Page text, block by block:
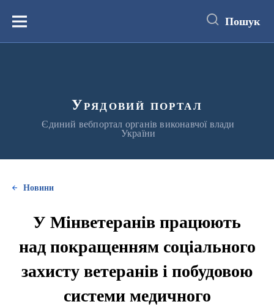
вмістуМеню Пошук
Урядовий портал
Єдиний вебпортал органів виконавчої влади
України
Новини
У Мінветеранів працюють
над покращенням соціального
захисту ветеранів і побудовою
системи медичного